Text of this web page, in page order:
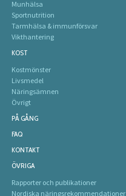
Munhälsa
Sportnutrition
Tarmhälsa & immunförsvar
Vikthantering
KOST
Kostmönster
Livsmedel
Näringsämnen
Övrigt
PÅ GÅNG
FAQ
KONTAKT
ÖVRIGA
Rapporter och publikationer
Nordiska näringsrekommendationer